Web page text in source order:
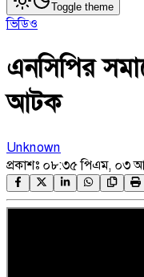
Toggle theme
ভিডিও
এনসিপির
আটক
Unknown
প্রকাশঃ ০৮:৩৫ পিএম, ০৩